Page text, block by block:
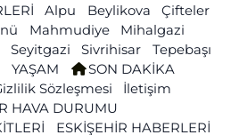
Alpu Beylikova
Çifteler
Mahmudiye
Mihalgazi
Seyitgazi Sivrihisar
Tepebaşı
YAŞAM
SON DAKİKA
Sözleşmesi
İletişim
HAVA DURUMU
ESKİŞEHİR HABERLERİ